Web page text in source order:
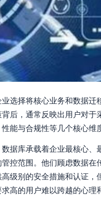
选择将核心业务和数据
后，通常反映出用户对
能与合规性等几个核心维
据库承载着企业最核心
控范围。他们顾虑数据
级别的安全措施和认证
高的用户难以跨越的心理